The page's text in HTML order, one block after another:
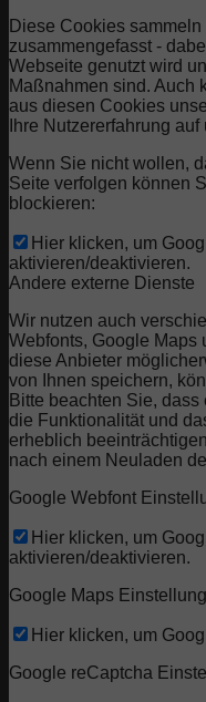
Diese Cookies
zusammengefasst -
Webseite genutzt wird
Maßnahmen sind. Auch
aus diesen Cookies
Ihre Nutzererfahrung
Wenn Sie nicht wollen,
Seite verfolgen können
blockieren:
Hier klicken, um
aktivieren/deaktivieren.
Andere externe Dienste
Wir nutzen auch
Webfonts, Google Maps
diese Anbieter
von Ihnen speichern,
Bitte beachten Sie,
die Funktionalität und
erheblich
nach einem Neuladen
Google Webfont
Hier klicken, um
aktivieren/deaktivieren.
Google Maps
Hier klicken, um
Google reCaptcha